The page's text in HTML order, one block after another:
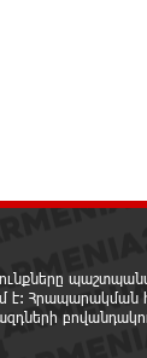
է: Հրապարակման